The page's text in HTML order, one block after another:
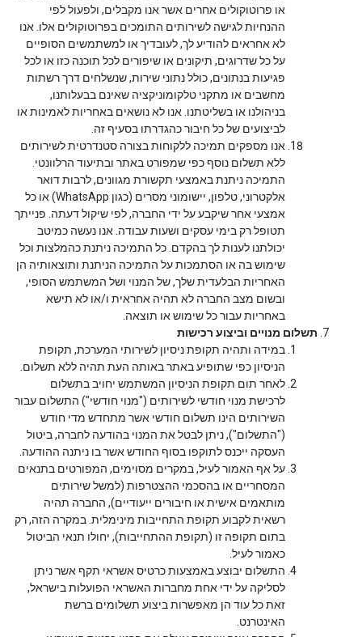
או פרוטוקולים אחרים אשר אנו מקבלים, ולפעול לפי
ההנחיות לגישה לשירותים התומכים בפרוטוקולים אלו. אנו
לא אחראים להודיע לך, לעובדיך או למשתמשים הסופיים
על כל שדרוגים, תיקונים או שיפורים לכל תוכנה כזו או לכל
פגיעות בנתונים, כולל נתוני שירות, שנשלחים דרך רשתות
מחשבים או מתקני טלקומוניקציה שאינם בבעלותנו,
בניהולנו או בשליטתנו. אנו לא נושאים באחריות לאמינות או
לביצועים של כל חיבור כהגדרתו בסעיף זה.
אנו מספקים תמיכה ללקוחות בצורה סטנדרטית לשירותים
ללא תשלום נוסף כפי שמפורט באתר ובתיעוד הרלוונטי.
התמיכה ניתנת באמצעי תקשורת מגוונים, לרבות דואר
אלקטרוני, טלפון, יישומוני מסרים (כגון WhatsApp) או כל
אמצעי אחר שיקבע על ידי החברה, לפי שיקול דעתה. פנייתך
תטופל רק בימי עסקים ושעות עבודה. אנו נעשה כמיטב
יכולתנו לענות לך בהקדם. כל התמיכה ניתנת כהמלצות וכל
שימוש בה או הסתמכות על התמיכה הניתנת ותוצאותיה הן
האחריות הבלעדית שלך, של המנוי ושל המשתמש הסופי,
ובשום מצב החברה לא תהיה אחראית ו/או לא תישא
באחריות עבור כל שימוש או תוצאה.
תשלום מנויים וביצוע רכישות
במידה ותהיה תקופת ניסיון לשירותי המערכת, תקופת
הניסיון כפי שתופיע באתר באותה העת תהיה ללא תשלום.
לאחר תום תקופת הניסיון המשתמש יחויב בתשלום
לרכישת מנוי חודשי לשירותים ("מנוי חודשי") התשלום עבור
השירותים הינו תשלום חודשי אשר מתחדש מדי חודש
("התשלום"), ניתן לבטל את המנוי בהודעה לחברה, ביטול
העסקה ייכנס לתוקפו בסוף החודש אשר בו ניתנה ההודעה.
על אף האמור לעיל, במקרים מסוימים, המפורטים בתנאים
המסחריים או בהסכמי ההצטרפות (למשל שירותים
מותאמים אישית או חיבורים ייעודיים), החברה תהיה
רשאית לקבוע תקופת התחייבות מינימלית. במקרה הזה, רק
בתום תקופה זו (תקופת ההתחייבות), יחולו תנאי הביטול
כאמור לעיל.
התשלום יבוצע באמצעות כרטיס אשראי תקף אשר ניתן
לסליקה על ידי אחת מחברות האשראי הפועלות בישראל,
זאת כל עוד הן מאפשרות ביצוע תשלומים ברשת
האינטרנט.